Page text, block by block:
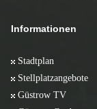
Informationen
Stadtplan
Stellplatzangebote
Güstrow TV